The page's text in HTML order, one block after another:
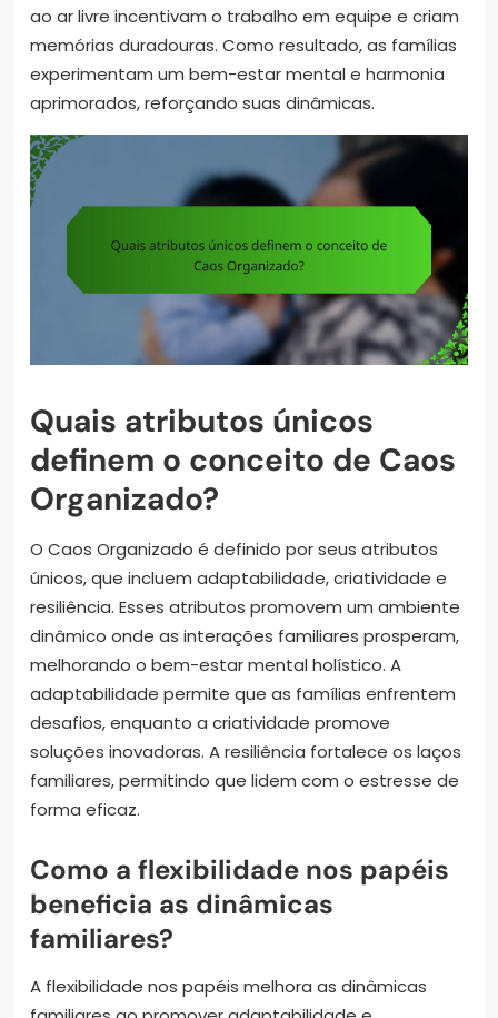
ao ar livre incentivam o trabalho em equipe e criam
memórias duradouras. Como resultado, as famílias
experimentam um bem-estar mental e harmonia
aprimorados, reforçando suas dinâmicas.
Quais atributos únicos
definem o conceito de Caos
Organizado?
O Caos Organizado é definido por seus atributos
únicos, que incluem adaptabilidade, criatividade e
resiliência. Esses atributos promovem um ambiente
dinâmico onde as interações familiares prosperam,
melhorando o bem-estar mental holístico. A
adaptabilidade permite que as famílias enfrentem
desafios, enquanto a criatividade promove
soluções inovadoras. A resiliência fortalece os laços
familiares, permitindo que lidem com o estresse de
forma eficaz.
Como a flexibilidade nos papéis
beneficia as dinâmicas
familiares?
A flexibilidade nos papéis melhora as dinâmicas